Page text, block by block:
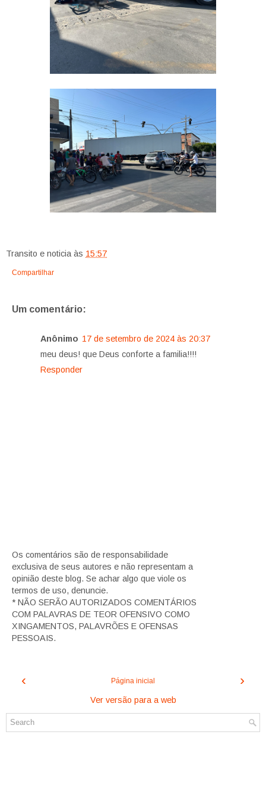
Transito e noticia às 15:57
Compartilhar
Um comentário:
Anônimo 17 de setembro de 2024 às 20:37
meu deus! que Deus conforte a familia!!!!
Responder
Os comentários são de responsabilidade
exclusiva de seus autores e não representam a
opinião deste blog. Se achar algo que viole os
termos de uso, denuncie.
* NÃO SERÃO AUTORIZADOS COMENTÁRIOS
COM PALAVRAS DE TEOR OFENSIVO COMO
XINGAMENTOS, PALAVRÕES E OFENSAS
PESSOAIS.
‹ ›
Página inicial
Ver versão para a web